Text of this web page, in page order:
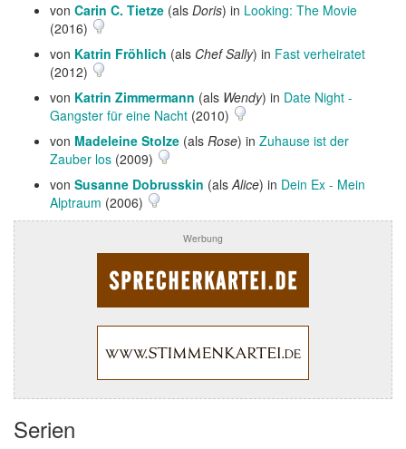
von Carin C. Tietze (als Doris) in Looking: The Movie
(2016)
von Katrin Fröhlich (als Chef Sally) in Fast verheiratet
(2012)
von Katrin Zimmermann (als Wendy) in Date Night -
Gangster für eine Nacht (2010)
von Madeleine Stolze (als Rose) in Zuhause ist der
Zauber los (2009)
von Susanne Dobrusskin (alsAlice) in Dein Ex - Mein
Alptraum (2006)
Werbung
Serien